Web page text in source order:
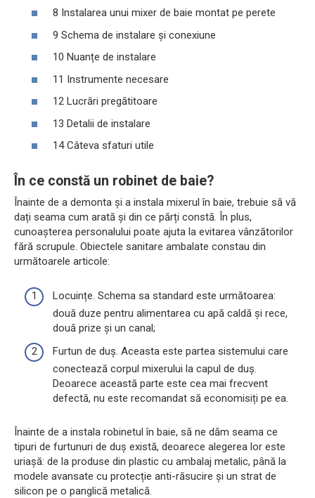
8 Instalarea unui mixer de baie montat pe perete
9 Schema de instalare și conexiune
10 Nuanțe de instalare
11 Instrumente necesare
12 Lucrări pregătitoare
13 Detalii de instalare
14 Câteva sfaturi utile
În ce constă un robinet de baie?
Înainte de a demonta și a instala mixerul în baie, trebuie să vă
dați seama cum arată și din ce părți constă. În plus,
cunoașterea personalului poate ajuta la evitarea vânzătorilor
fără scrupule. Obiectele sanitare ambalate constau din
următoarele articole:
Locuințe. Schema sa standard este următoarea:
două duze pentru alimentarea cu apă caldă și rece,
două prize și un canal;
Furtun de duș. Aceasta este partea sistemului care
conectează corpul mixerului la capul de duș.
Deoarece această parte este cea mai frecvent
defectă, nu este recomandat să economisiți pe ea.
Înainte de a instala robinetul în baie, să ne dăm seama ce
tipuri de furtunuri de duș există, deoarece alegerea lor este
uriașă: de la produse din plastic cu ambalaj metalic, până la
modele avansate cu protecție anti-răsucire și un strat de
silicon pe o panglică metalică.